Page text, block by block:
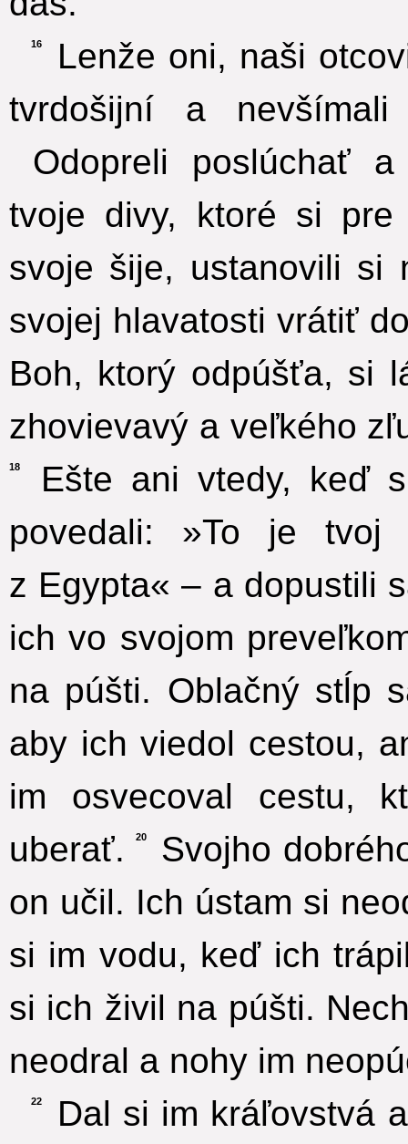
16
Lenže oni, naši
tvrdošijní a
Odopreli poslúchať
tvoje divy, ktoré si
svoje šije, ustanovili si
svojej hlavatosti vrátiť
Boh, ktorý odpúšťa, si
zhovievavý a veľkého
18
Ešte ani vtedy, keď
povedali: »To je
z Egypta« – a dopustili
ich vo svojom
na púšti. Oblačný stĺp
aby ich viedol cestou,
im osvecoval cestu,
uberať.
20
Svojho
on učil. Ich ústam si
si im vodu, keď ich
si ich živil na púšti.
neodral a nohy im
22
Dal si im kráľovstvá